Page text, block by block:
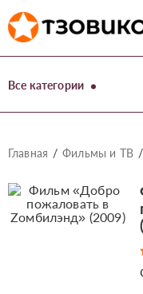
Все категории
Главная Фильмы и ТВ